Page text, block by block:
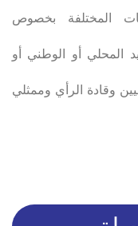
المختلفة بخصوص
المحلي أو الوطني أو
وقادة الرأي وممثلي